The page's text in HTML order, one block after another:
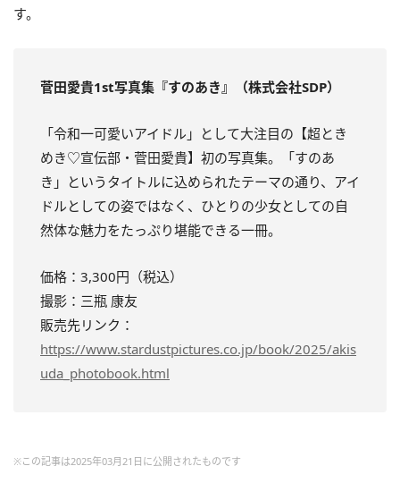
す。
菅田愛貴1st写真集『すのあき』（株式会社SDP）
「令和一可愛いアイドル」として大注目の【超とき
めき♡宣伝部・菅田愛貴】初の写真集。「すのあ
き」というタイトルに込められたテーマの通り、アイ
ドルとしての姿ではなく、ひとりの少女としての自
然体な魅力をたっぷり堪能できる一冊。
価格：3,300円（税込）
撮影：三瓶 康友
販売先リンク：
https://www.stardustpictures.co.jp/book/2025/akis
uda_photobook.html
※この記事は2025年03月21日に公開されたものです